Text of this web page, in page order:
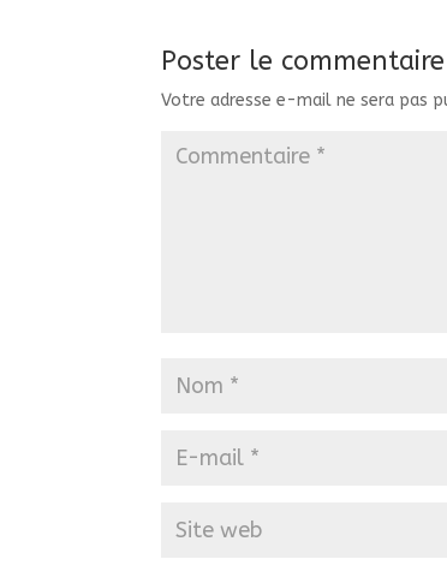
Poster le commentaire
Votre adresse e-mail ne sera pas